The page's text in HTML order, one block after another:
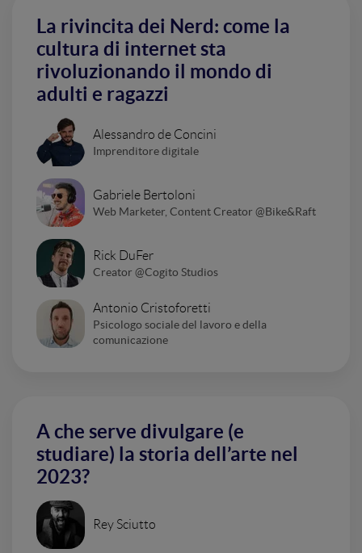
La rivincita dei Nerd: come la
cultura di internet sta
rivoluzionando il mondo di
adulti e ragazzi
Alessandro de Concini
Imprenditore digitale
Gabriele Bertoloni
Web Marketer, Content Creator @Bike&Raft
Rick DuFer
Creator @Cogito Studios
Antonio Cristoforetti
Psicologo sociale del lavoro e della
comunicazione
A che serve divulgare (e
studiare) la storia dell’arte nel
2023?
Rey Sciutto